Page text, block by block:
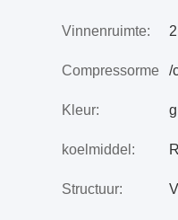
Vinnenruimte:
Compressormerk:
/
Kleur:
koelmiddel:
Structuur: